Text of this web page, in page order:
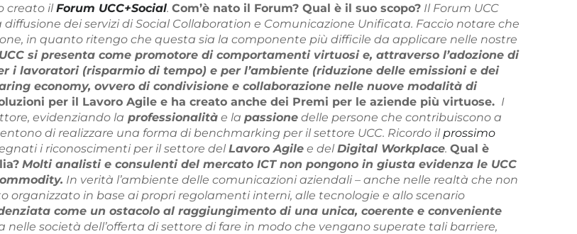
creato il Forum UCC+Social. Com’è nato il Forum? Qual è il suo scopo? Il Forum UCC
dei servizi di Social Collaboration e Comunicazione Unificata. Faccio notare che
in quanto ritengo che questa sia la componente più difficile da applicare nelle nostre
si presenta come promotore di comportamenti virtuosi e, attraverso l’adozione di
i lavoratori (risparmio di tempo) e per l’ambiente (riduzione delle emissioni e dei
economy, ovvero di condivisione e collaborazione nelle nuove modalità di
per il Lavoro Agile e ha creato anche dei Premi per le aziende più virtuose. I
evidenziando la professionalità e la passione delle persone che contribuiscono a
di realizzare una forma di benchmarking per il settore UCC. Ricordo il prossimo
i riconoscimenti per il settore del Lavoro Agile e del Digital Workplace. Qual è
Molti analisti e consulenti del mercato ICT non pongono in giusta evidenza le UCC
In verità l’ambiente delle comunicazioni aziendali – anche nelle realtà che non
organizzato in base ai propri regolamenti interni, alle tecnologie e allo scenario
come un ostacolo al raggiungimento di una unica, coerente e conveniente
società dell’offerta di settore di fare in modo che vengano superate tali barriere,